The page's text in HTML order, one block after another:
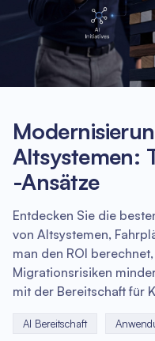
Altsystemen:
-Ansätze
Entdecken Sie die
von Altsystemen,
man den ROI
Migrationsrisiken
mit der Bereitschaft für
AI Bereitschaft